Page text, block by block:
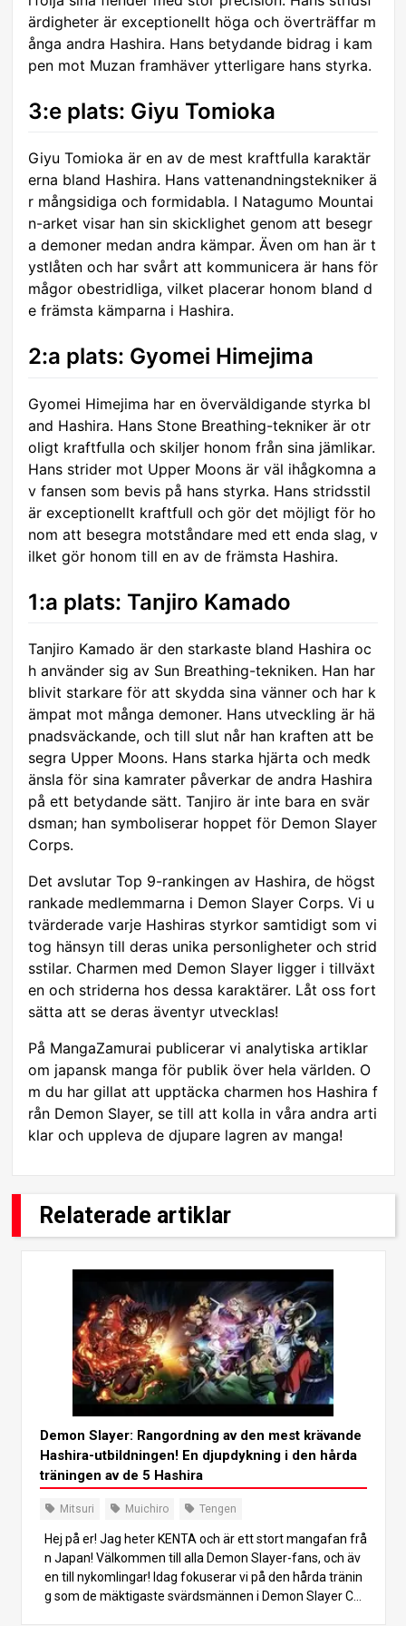
ärdigheter är exceptionellt höga och överträffar m
ånga andra Hashira. Hans betydande bidrag i kam
pen mot Muzan framhäver ytterligare hans styrka.
3:e plats: Giyu Tomioka
Giyu Tomioka är en av de mest kraftfulla karaktär
erna bland Hashira. Hans vattenandningstekniker ä
r mångsidiga och formidabla. I Natagumo Mountai
n-arket visar han sin skicklighet genom att besegr
a demoner medan andra kämpar. Även om han är t
ystlåten och har svårt att kommunicera är hans för
mågor obestridliga, vilket placerar honom bland d
e främsta kämparna i Hashira.
2:a plats: Gyomei Himejima
Gyomei Himejima har en överväldigande styrka bl
and Hashira. Hans Stone Breathing-tekniker är otr
oligt kraftfulla och skiljer honom från sina jämlikar.
Hans strider mot Upper Moons är väl ihågkomna a
v fansen som bevis på hans styrka. Hans stridsstil
är exceptionellt kraftfull och gör det möjligt för ho
nom att besegra motståndare med ett enda slag, v
ilket gör honom till en av de främsta Hashira.
1:a plats: Tanjiro Kamado
Tanjiro Kamado är den starkaste bland Hashira oc
h använder sig av Sun Breathing-tekniken. Han har
blivit starkare för att skydda sina vänner och har k
ämpat mot många demoner. Hans utveckling är hä
pnadsväckande, och till slut når han kraften att be
segra Upper Moons. Hans starka hjärta och medk
änsla för sina kamrater påverkar de andra Hashira
på ett betydande sätt. Tanjiro är inte bara en svär
dsman; han symboliserar hoppet för Demon Slayer
Corps.
Det avslutar Top 9-rankingen av Hashira, de högst
rankade medlemmarna i Demon Slayer Corps. Vi u
tvärderade varje Hashiras styrkor samtidigt som vi
tog hänsyn till deras unika personligheter och strid
sstilar. Charmen med Demon Slayer ligger i tillväxt
en och striderna hos dessa karaktärer. Låt oss fort
sätta att se deras äventyr utvecklas!
På MangaZamurai publicerar vi analytiska artiklar
om japansk manga för publik över hela världen. O
m du har gillat att upptäcka charmen hos Hashira f
rån Demon Slayer, se till att kolla in våra andra arti
klar och uppleva de djupare lagren av manga!
Relaterade artiklar
Demon Slayer: Rangordning av den mest krävande
Hashira-utbildningen! En djupdykning i den hårda
träningen av de 5 Hashira
Mitsuri Muichiro Tengen
Hej på er! Jag heter KENTA och är ett stort mangafan frå
n Japan! Välkommen till alla Demon Slayer-fans, och äv
en till nykomlingar! Idag fokuserar vi på den hårda tränin
g som de mäktigaste svärdsmännen i Demon Slayer Cor